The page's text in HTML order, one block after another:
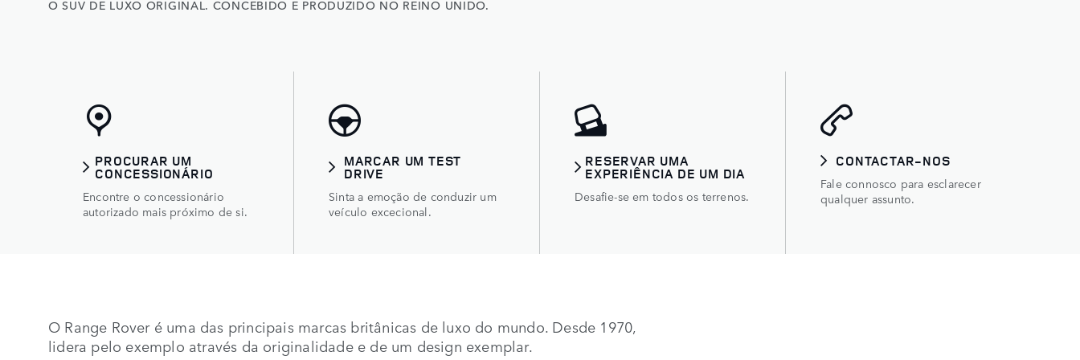
O SUV DE LUXO ORIGINAL. CONCEBIDO E PRODUZIDO NO REINO UNIDO.
PROCURAR UM
CONCESSIONÁRIO
Encontre o concessionário
autorizado mais próximo de si.
MARCAR UM TEST
DRIVE
Sinta a emoção de conduzir um
veículo excecional.
RESERVAR UMA
EXPERIÊNCIA DE UM DIA
Desafie-se em todos os terrenos.
CONTACTAR-NOS
Fale connosco para esclarecer
qualquer assunto.
O Range Rover é uma das principais marcas britânicas de luxo do mundo. Desde 1970,
lidera pelo exemplo através da originalidade e de um design exemplar.